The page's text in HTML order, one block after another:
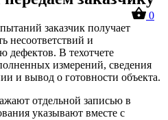
0
заказчик получает
несоответствий и
дефектов. В техотчете
измерений, сведения
и вывод о готовности объекта.
отдельной записью в
указывают вместе с